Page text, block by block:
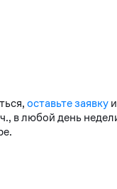
оставьте заявкуи
в любой день